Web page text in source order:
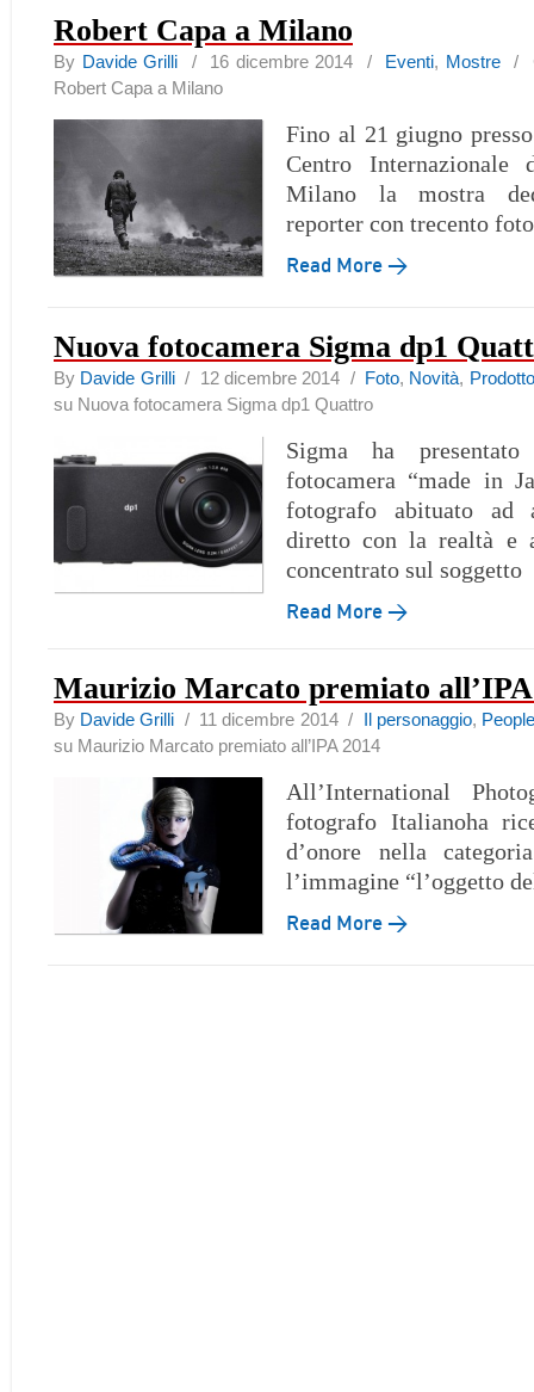
Robert Capa a Milano
By Davide Grilli / 16 dicembre 2014 / Eventi, Mostre/
Robert Capa a Milano
Fino al 21 giugno
Centro
Milano la mostra
reporter con trecento
Read More →
Nuova fotocamera Sigma dp1
By Davide Grilli/ 12 dicembre 2014 / Foto, Novità, Prodotto
su Nuova fotocamera Sigma dp1 Quattro
Sigma ha presentato
fotocamera “made in
fotografo abituato ad
diretto con la realtà e
concentrato sul soggetto
Read More →
Maurizio Marcato premiato all’IPA
By Davide Grilli / 11 dicembre 2014 / Il personaggio, People
su Maurizio Marcato premiato all’IPA 2014
All’International
fotografo Italianoha
d’onore nella
l’immagine “l’oggetto
Read More →